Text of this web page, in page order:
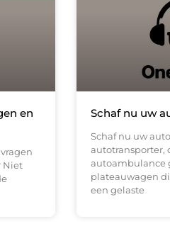
en
Niet
Schaf nu uw
Schaf nu uw
autotransporter,
autoambulance
plateauwagen
een gelaste